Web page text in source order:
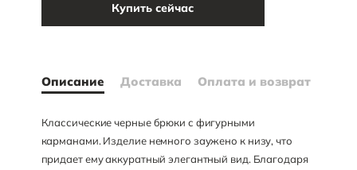
Купить сейчас
Описание Доставка Оплата и возврат
Классические черные брюки с фигурными
карманами. Изделие немного заужено к низу, что
придает ему аккуратный элегантный вид. Благодаря